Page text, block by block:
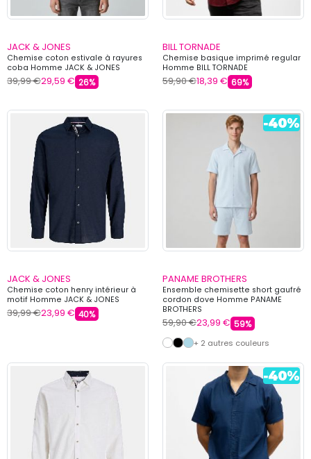
JACK & JONES
Chemise coton estivale à rayures
coba Homme JACK & JONES
39,99 €29,59 € 26%
BILL TORNADE
Chemise basique imprimé regular
Homme BILL TORNADE
59,90 €18,39 € 69%
JACK & JONES
Chemise coton henry intérieur à
motif Homme JACK & JONES
39,99 €23,99 € 40%
PANAME BROTHERS
Ensemble chemisette short gaufré
cordon dove Homme PANAME
BROTHERS
59,90 €23,99 € 59%
+ 2 autres couleurs